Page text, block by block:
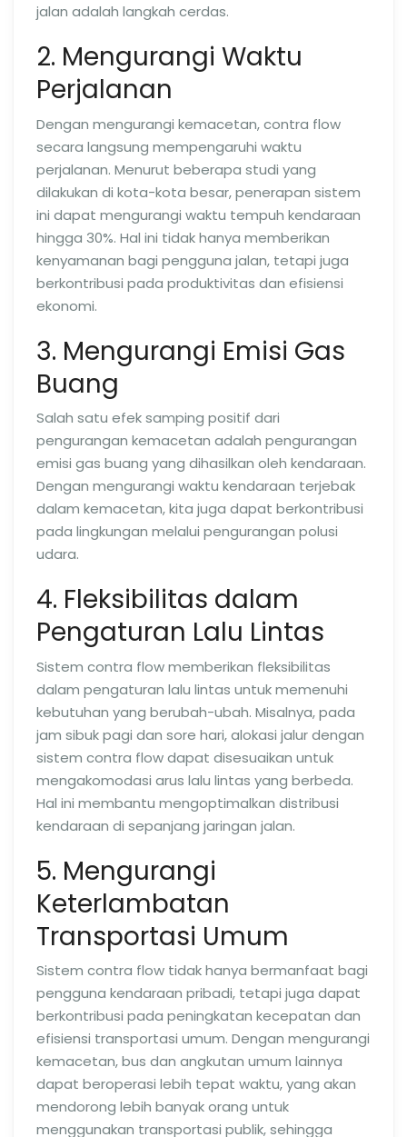
jalan adalah langkah cerdas.
2. Mengurangi Waktu
Perjalanan
Dengan mengurangi kemacetan, contra flow
secara langsung mempengaruhi waktu
perjalanan. Menurut beberapa studi yang
dilakukan di kota-kota besar, penerapan sistem
ini dapat mengurangi waktu tempuh kendaraan
hingga 30%. Hal ini tidak hanya memberikan
kenyamanan bagi pengguna jalan, tetapi juga
berkontribusi pada produktivitas dan efisiensi
ekonomi.
3. Mengurangi Emisi Gas
Buang
Salah satu efek samping positif dari
pengurangan kemacetan adalah pengurangan
emisi gas buang yang dihasilkan oleh kendaraan.
Dengan mengurangi waktu kendaraan terjebak
dalam kemacetan, kita juga dapat berkontribusi
pada lingkungan melalui pengurangan polusi
udara.
4. Fleksibilitas dalam
Pengaturan Lalu Lintas
Sistem contra flow memberikan fleksibilitas
dalam pengaturan lalu lintas untuk memenuhi
kebutuhan yang berubah-ubah. Misalnya, pada
jam sibuk pagi dan sore hari, alokasi jalur dengan
sistem contra flow dapat disesuaikan untuk
mengakomodasi arus lalu lintas yang berbeda.
Hal ini membantu mengoptimalkan distribusi
kendaraan di sepanjang jaringan jalan.
5. Mengurangi
Keterlambatan
Transportasi Umum
Sistem contra flow tidak hanya bermanfaat bagi
pengguna kendaraan pribadi, tetapi juga dapat
berkontribusi pada peningkatan kecepatan dan
efisiensi transportasi umum. Dengan mengurangi
kemacetan, bus dan angkutan umum lainnya
dapat beroperasi lebih tepat waktu, yang akan
mendorong lebih banyak orang untuk
menggunakan transportasi publik, sehingga